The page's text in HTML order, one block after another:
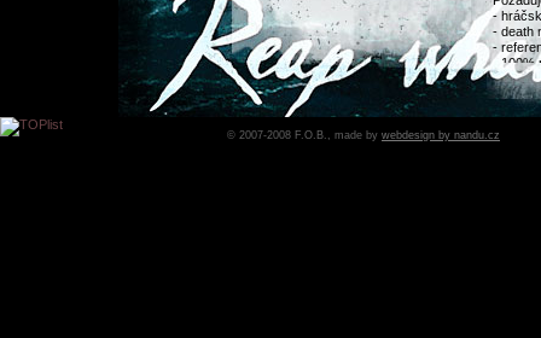
-
- death
-
- 100%
-
© 2007-2008 F.O.B., made by webdesign by nandu.cz